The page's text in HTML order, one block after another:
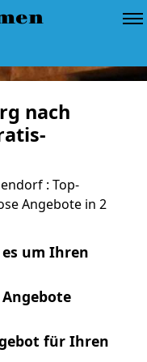
nach
: Top-
Angebote in 2
um Ihren
für Ihren